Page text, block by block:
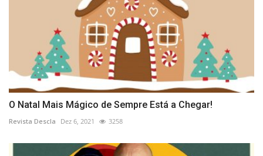
O Natal Mais Mágico de Sempre Está a Chegar!
Revista Descla Dez 6, 2021 3258